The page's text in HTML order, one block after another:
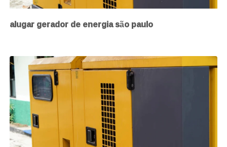
alugar gerador de energia são paulo